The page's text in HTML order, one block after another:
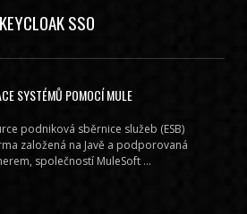
KEYCLOAK SSO
SYSTÉMŮ POMOCÍ MULE
podniková sběrnice služeb (ESB)
založená na Javě a podporovaná
společností MuleSoft ...